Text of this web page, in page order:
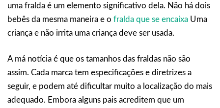
uma fralda é um elemento significativo dela. Não há dois
bebês da mesma maneira e o fralda que se encaixa Uma
criança e não irrita uma criança deve ser usada.
A má notícia é que os tamanhos das fraldas não são
assim. Cada marca tem especificações e diretrizes a
seguir, e podem até dificultar muito a localização do mais
adequado. Embora alguns pais acreditem que um